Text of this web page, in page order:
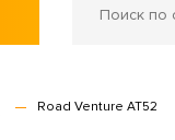
Road Venture AT52